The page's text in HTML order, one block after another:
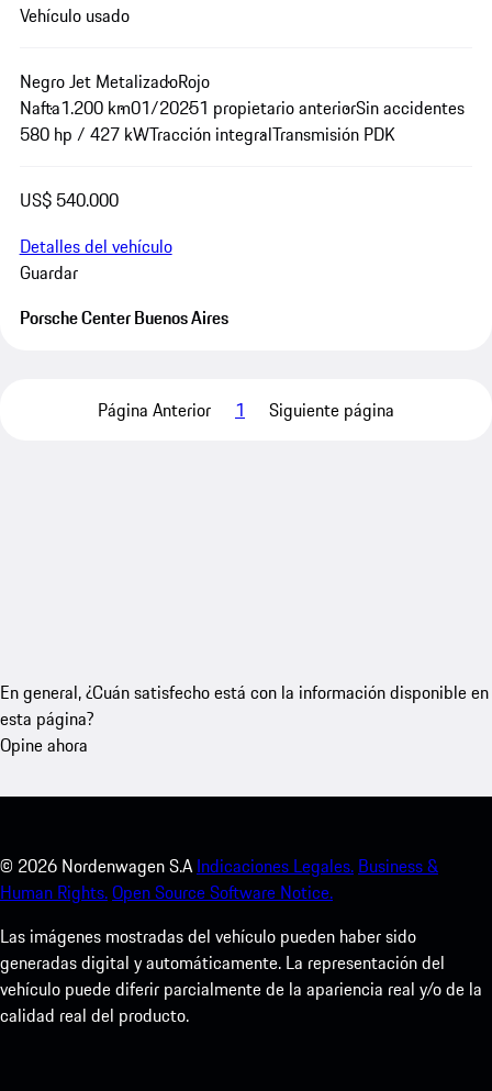
Vehículo usado
Negro Jet MetalizadoRojo
Nafta1.200 km01/20251 propietario anteriorSin accidentes
580 hp / 427 kWTracción integralTransmisión PDK
US$ 540.000
Detalles del vehículo
Guardar
Porsche Center Buenos Aires
Página Anterior 1 Siguiente página
En general, ¿Cuán satisfecho está con la información disponible en
esta página?
Opine ahora
© 2026 Nordenwagen S.A Indicaciones Legales. Business &
Human Rights.Open Source Software Notice.
Las imágenes mostradas del vehículo pueden haber sido
generadas digital y automáticamente. La representación del
vehículo puede diferir parcialmente de la apariencia real y/o de la
calidad real del producto.